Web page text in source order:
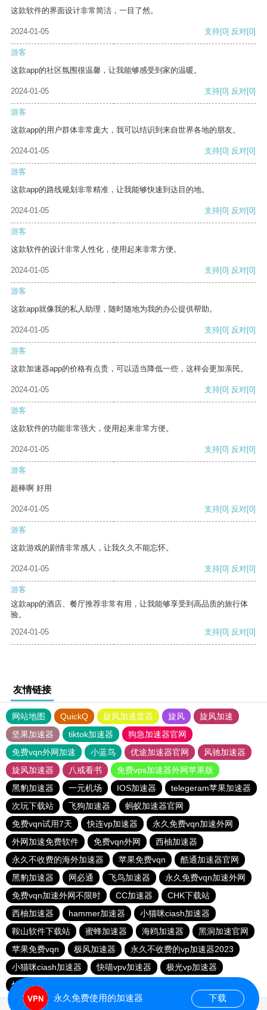
这款软件的界面设计非常简洁，一目了然。
2024-01-05 支持[0] 反对[0]
游客
这款app的社区氛围很温馨，让我能够感受到家的温暖。
2024-01-05 支持[0] 反对[0]
游客
这款app的用户群体非常庞大，我可以结识到来自世界各地的朋友。
2024-01-05 支持[0] 反对[0]
游客
这款app的路线规划非常精准，让我能够快速到达目的地。
2024-01-05 支持[0] 反对[0]
游客
这款软件的设计非常人性化，使用起来非常方便。
2024-01-05 支持[0] 反对[0]
游客
这款app就像我的私人助理，随时随地为我的办公提供帮助。
2024-01-05 支持[0] 反对[0]
游客
这款加速器app的价格有点贵，可以适当降低一些，这样会更加亲民。
2024-01-05 支持[0] 反对[0]
游客
这款软件的功能非常强大，使用起来非常方便。
2024-01-05 支持[0] 反对[0]
游客
超棒啊 好用
2024-01-05 支持[0] 反对[0]
游客
这款游戏的剧情非常感人，让我久久不能忘怀。
2024-01-05 支持[0] 反对[0]
游客
这款app的酒店、餐厅推荐非常有用，让我能够享受到高品质的旅行体
验。
2024-01-05
支持[0] 反对[0]
友情链接
网站地图 QuickQ 旋风加速度器 旋风
旋风加速
坚果加速器
tiktok加速器
狗急加速器官网
免费vqn外网加速
小蓝鸟 优途加速器官网
风驰加速器
旋风加速器
八戒看书
免费vps加速器外网苹果版
黑豹加速器
一元机场 IOS加速器
telegeram苹果加速器
次玩下载站
飞狗加速器
蚂蚁加速器官网
免费vqn试用7天
快连vp加速器
永久免费vqn加速外网
外网加速免费软件
免费vqn外网
西柚加速器
永久不收费的海外加速器
苹果免费vqn
酷通加速器官网
黑豹加速器
网必通 飞鸟加速器
永久免费vqn加速外网
免费vqn加速外网不限时
CC加速器
CHK下载站
西柚加速器
hammer加速器
小猫咪ciash加速器
鞍山软件下载站
蜜蜂加速器 海鸥加速器
黑洞加速官网
苹果免费vqn
极风加速器
永久不收费的vp加速器2023
小猫咪ciash加速器
快喵vpv加速器
极光vp加速器
快连lets加速器
永久免费使用的加速器 下载